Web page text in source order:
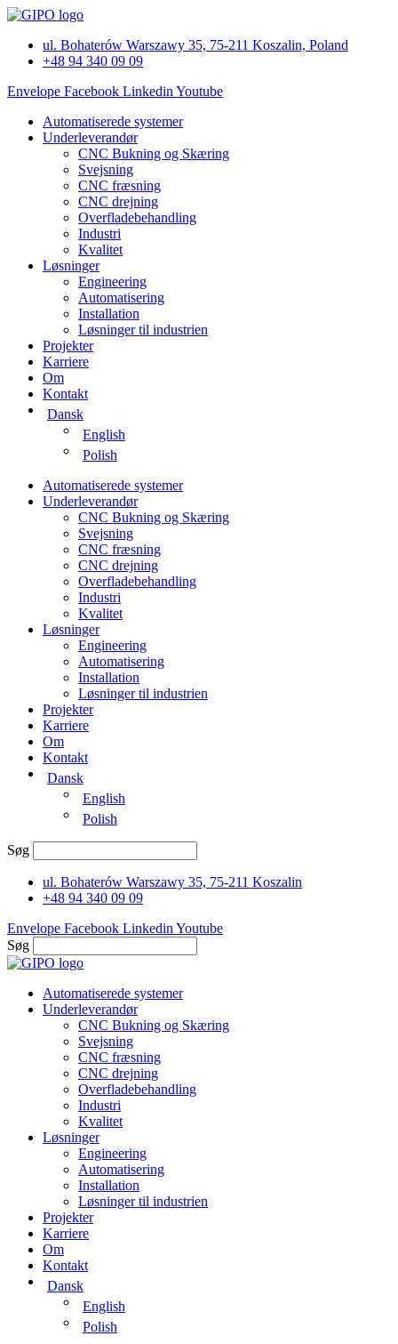
Videre
indholdul. Bohaterów Warszawy 35, 75-211 Koszalin, Poland
+48 94 340 09 09
Envelope Facebook Linkedin Youtube
Automatiserede systemer
Underleverandør
CNC Bukning og Skæring
Svejsning
CNC fræsning
CNC drejning
Overfladebehandling
Industri
Kvalitet
Løsninger
Engineering
Automatisering
Installation
Løsninger til industrien
Projekter
Karriere
Om
Kontakt
Dansk
English
Polish
Automatiserede systemer
Underleverandør
CNC Bukning og Skæring
Svejsning
CNC fræsning
CNC drejning
Overfladebehandling
Industri
Kvalitet
Løsninger
Engineering
Automatisering
Installation
Løsninger til industrien
Projekter
Karriere
Om
Kontakt
Dansk
English
Polish
Søg
ul. Bohaterów Warszawy 35, 75-211 Koszalin
+48 94 340 09 09
Envelope Facebook Linkedin Youtube
Søg
Automatiserede systemer
Underleverandør
CNC Bukning og Skæring
Svejsning
CNC fræsning
CNC drejning
Overfladebehandling
Industri
Kvalitet
Løsninger
Engineering
Automatisering
Installation
Løsninger til industrien
Projekter
Karriere
Om
Kontakt
Dansk
English
Polish